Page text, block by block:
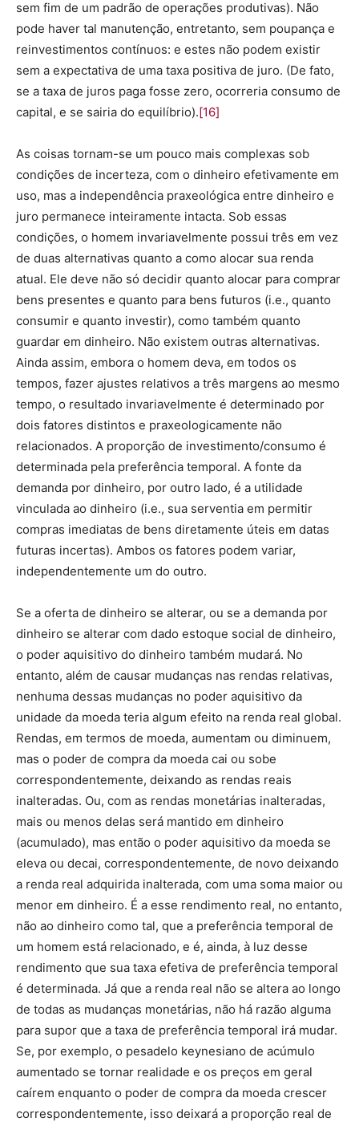
sem fim de um padrão de operações produtivas). Não
pode haver tal manutenção, entretanto, sem poupança e
reinvestimentos contínuos: e estes não podem existir
sem a expectativa de uma taxa positiva de juro. (De fato,
se a taxa de juros paga fosse zero, ocorreria consumo de
capital, e se sairia do equilíbrio).[16]
As coisas tornam-se um pouco mais complexas sob
condições de incerteza, com o dinheiro efetivamente em
uso, mas a independência praxeológica entre dinheiro e
juro permanece inteiramente intacta. Sob essas
condições, o homem invariavelmente possui três em vez
de duas alternativas quanto a como alocar sua renda
atual. Ele deve não só decidir quanto alocar para comprar
bens presentes e quanto para bens futuros (i.e., quanto
consumir e quanto investir), como também quanto
guardar em dinheiro. Não existem outras alternativas.
Ainda assim, embora o homem deva, em todos os
tempos, fazer ajustes relativos a três margens ao mesmo
tempo, o resultado invariavelmente é determinado por
dois fatores distintos e praxeologicamente não
relacionados. A proporção de investimento/consumo é
determinada pela preferência temporal. A fonte da
demanda por dinheiro, por outro lado, é a utilidade
vinculada ao dinheiro (i.e., sua serventia em permitir
compras imediatas de bens diretamente úteis em datas
futuras incertas). Ambos os fatores podem variar,
independentemente um do outro.
Se a oferta de dinheiro se alterar, ou se a demanda por
dinheiro se alterar com dado estoque social de dinheiro,
o poder aquisitivo do dinheiro também mudará. No
entanto, além de causar mudanças nas rendas relativas,
nenhuma dessas mudanças no poder aquisitivo da
unidade da moeda teria algum efeito na renda real global.
Rendas, em termos de moeda, aumentam ou diminuem,
mas o poder de compra da moeda cai ou sobe
correspondentemente, deixando as rendas reais
inalteradas. Ou, com as rendas monetárias inalteradas,
mais ou menos delas será mantido em dinheiro
(acumulado), mas então o poder aquisitivo da moeda se
eleva ou decai, correspondentemente, de novo deixando
a renda real adquirida inalterada, com uma soma maior ou
menor em dinheiro. É a esse rendimento real, no entanto,
não ao dinheiro como tal, que a preferência temporal de
um homem está relacionado, e é, ainda, à luz desse
rendimento que sua taxa efetiva de preferência temporal
é determinada. Já que a renda real não se altera ao longo
de todas as mudanças monetárias, não há razão alguma
para supor que a taxa de preferência temporal irá mudar.
Se, por exemplo, o pesadelo keynesiano de acúmulo
aumentado se tornar realidade e os preços em geral
caírem enquanto o poder de compra da moeda crescer
correspondentemente, isso deixará a proporção real de